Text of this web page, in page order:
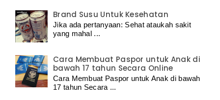
Brand Susu Untuk Kesehatan
Jika ada pertanyaan: Sehat ataukah sakit
yang mahal ...
Cara Membuat Paspor untuk Anak di
bawah 17 tahun Secara Online
Cara Membuat Paspor untuk Anak di bawah
17 tahun Secara ...